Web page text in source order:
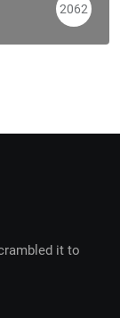
2062
it to